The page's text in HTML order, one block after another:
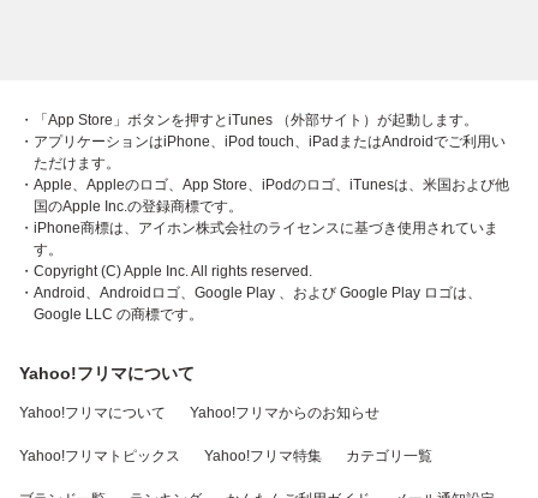
・「App Store」ボタンを押すとiTunes （外部サイト）が起動します。
・アプリケーションはiPhone、iPod touch、iPadまたはAndroidでご利用い
ただけます。
・Apple、Appleのロゴ、App Store、iPodのロゴ、iTunesは、米国および他
国のApple Inc.の登録商標です。
・iPhone商標は、アイホン株式会社のライセンスに基づき使用されていま
す。
・Copyright (C) Apple Inc. All rights reserved.
・Android、Androidロゴ、Google Play 、および Google Play ロゴは、
Google LLC の商標です。
Yahoo!フリマについて
Yahoo!フリマについて Yahoo!フリマからのお知らせ
Yahoo!フリマトピックス Yahoo!フリマ特集 カテゴリ一覧